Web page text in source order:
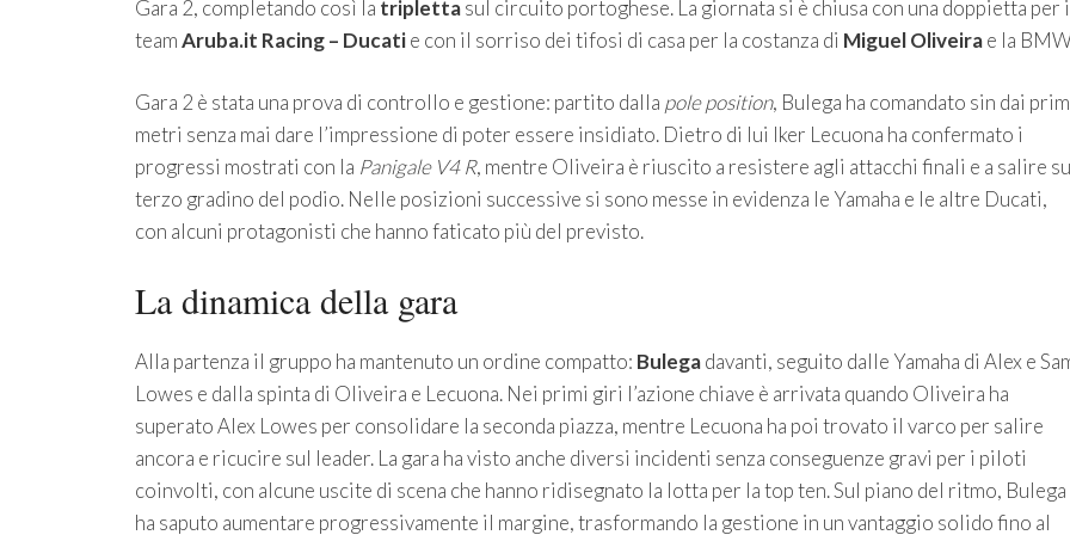
Gara 2, completando così la triplettasul circuito portoghese. La giornata si è chiusa con una doppietta per
teamAruba.it Racing – Ducatie con il sorriso dei tifosi di casa per la costanza di Miguel Oliveirae la
Gara 2 è stata una prova di controllo e gestione: partito dalla pole position, Bulega ha comandato sin dai
metri senza mai dare l’impressione di poter essere insidiato. Dietro di lui Iker Lecuona ha confermato i
progressi mostrati con la Panigale V4 R, mentre Oliveira è riuscito a resistere agli attacchi finali e a salire
terzo gradino del podio. Nelle posizioni successive si sono messe in evidenza le Yamaha e le altre Ducati,
con alcuni protagonisti che hanno faticato più del previsto.
La dinamica della gara
Alla partenza il gruppo ha mantenuto un ordine compatto: Bulegadavanti, seguito dalle Yamaha di Alex e
Lowes e dalla spinta di Oliveira e Lecuona. Nei primi giri l’azione chiave è arrivata quando Oliveira ha
superato Alex Lowes per consolidare la seconda piazza, mentre Lecuona ha poi trovato il varco per salire
ancora e ricucire sul leader. La gara ha visto anche diversi incidenti senza conseguenze gravi per i piloti
coinvolti, con alcune uscite di scena che hanno ridisegnato la lotta per la top ten. Sul piano del ritmo, Bulega
ha saputo aumentare progressivamente il margine, trasformando la gestione in un vantaggio solido fino al